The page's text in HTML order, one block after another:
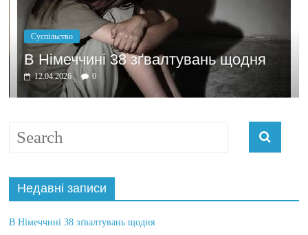
Суспільство
В Німеччині 38 зґвалтувань щодня
12.04.2026 0
Недавні записи
В Німеччині 38 зґвалтувань щодня